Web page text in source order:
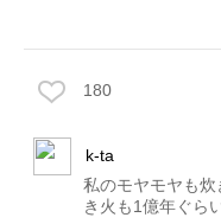
180
k-ta
私のモヤモヤも
き火も1億年ぐら